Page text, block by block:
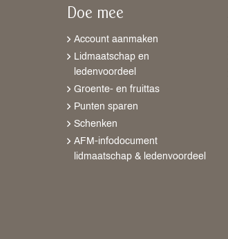
Doe mee
Account aanmaken
Lidmaatschap en
ledenvoordeel
Groente- en fruittas
Punten sparen
Schenken
AFM-infodocument
lidmaatschap & ledenvoordeel